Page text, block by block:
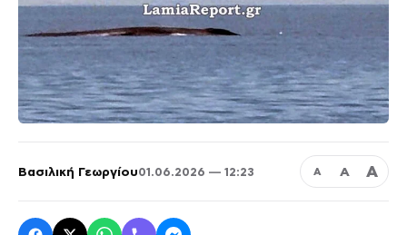
Βασιλική Γεωργίου01.06.2026 — 12:23 Α Α Α